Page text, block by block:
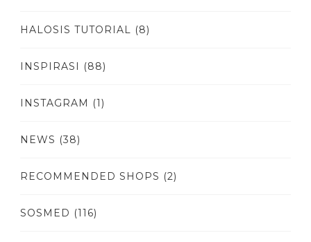
HALOSIS TUTORIAL (8)
INSPIRASI (88)
INSTAGRAM (1)
NEWS (38)
RECOMMENDED SHOPS (2)
SOSMED (116)